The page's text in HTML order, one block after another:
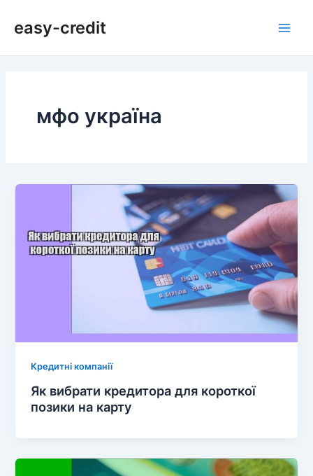
easy-credit
мфо україна
Кредитні компанії
Як вибрати кредитора для короткої
позики на карту
записів